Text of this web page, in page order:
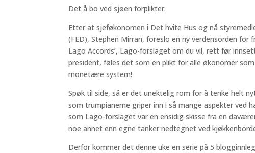
Det å bo ved sjøen forplikter.
Etter at sjeføkonomen i Det hvite Hus og nå
(FED), Stephen Mirran, foreslo en ny verdensorden for
Lago Accords’, Lago-forslaget om du vil, rett før
president, føles det som en plikt for alle økonomer
monetære system!
Spøk til side, så er det unektelig rom for å tenke helt
som trumpianerne griper inn i så mange aspekter ved
som Lago-forslaget var en ensidig skisse fra en
noe annet enn egne tanker nedtegnet ved
Derfor kommer det denne uke en serie på 5